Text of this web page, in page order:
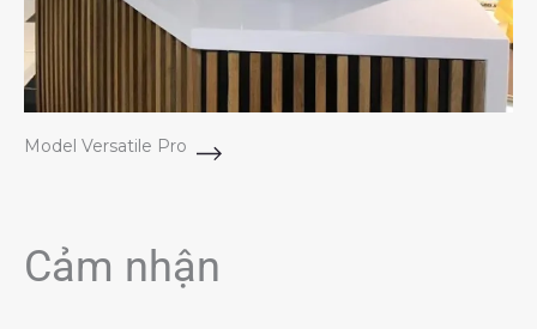
Model Versatile Pro
Cảm nhận